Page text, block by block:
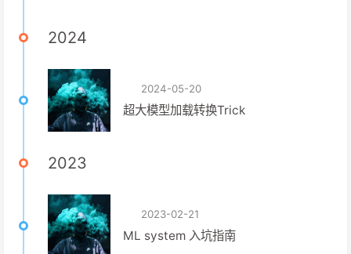
2024
2024-05-20
超大模型加载转换Trick
2023
2023-02-21
ML system 入坑指南